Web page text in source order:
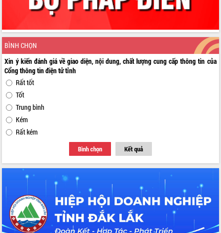
BÌNH CHỌN
Xin ý kiến đánh giá về giao diện, nội dung, chất lượng cung cấp thông tin của
Cổng thông tin điện tử tỉnh
Rất tốt
Tốt
Trung bình
Kém
Rất kém
Bình chọn Kết quả